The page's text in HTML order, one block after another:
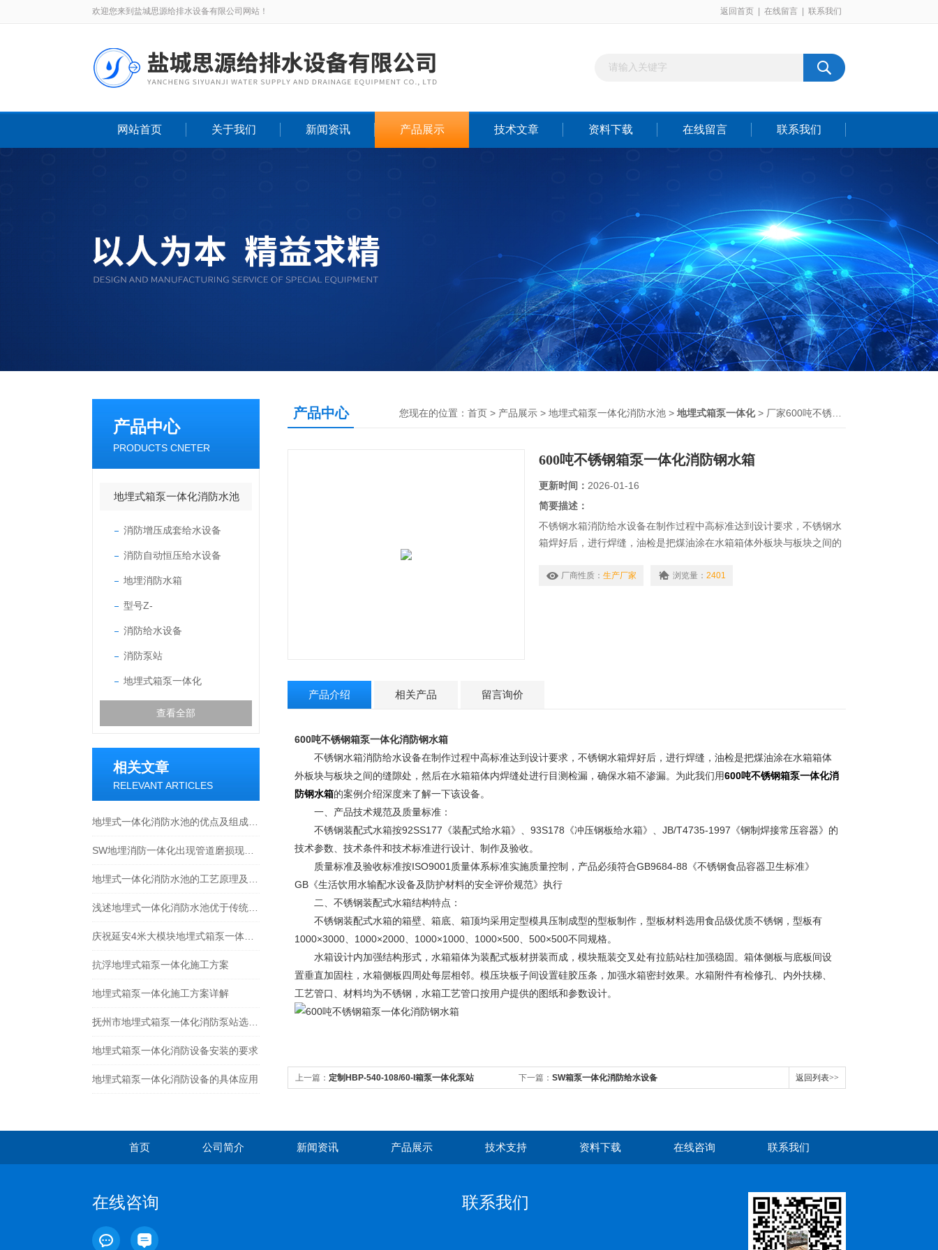
欢迎您来到盐城思源给排水设备有限公司网站！ 返回首页 在线留言 联系我们
网站首页 关于我们 新闻资讯 产品展示 技术文章 资料下载 在线留言 联系我们
产品中心
PRODUCTS CNETER
地埋式箱泵一体化消防水池
消防增压成套给水设备
消防自动恒压给水设备
地埋消防水箱
型号Z-
消防给水设备
消防泵站
地埋式箱泵一体化
查看全部
相关文章
RELEVANT ARTICLES
抗浮地埋式箱泵一体化施工方案
地埋式箱泵一体化施工方案详解
地埋式箱泵一体化消防设备安装的要求
地埋式箱泵一体化消防设备的具体应用
产品中心 您现在的位置： 首页 > 产品展示 > 地埋式箱泵一体化消防水池 > 地埋式箱泵一体化> 厂家600吨不锈钢箱泵一体化消防钢水箱
600吨不锈钢箱泵一体化消防钢水箱
更新时间： 2026-01-16
简要描述：
不锈钢水箱消防给水设备在制作过程中高标准达到设计要求，不锈钢水
箱焊好后，进行焊缝，油检是把煤油涂在水箱箱体外板块与板块之间的
此我们用600吨不锈钢箱泵一体化消防钢水箱的案例介绍深度来了解一
厂商性质： 生产厂家 浏览量： 2401
产品介绍 相关产品 留言询价
600吨不锈钢箱泵一体化消防钢水箱
不锈钢水箱消防给水设备在制作过程中高标准达到设计要求，不锈钢水箱焊好后，进行焊缝，油检是把煤油涂在水箱箱体
外板块与板块之间的缝隙处，然后在水箱箱体内焊缝处进行目测检漏，确保水箱不渗漏。为此我们用600吨不锈钢箱泵一体化消
防钢水箱的案例介绍深度来了解一下该设备。
一、产品技术规范及质量标准：
不锈钢装配式水箱按92SS177《装配式给水箱》、93S178《冲压钢板给水箱》、JB/T4735-1997《钢制焊接常压容器》的
技术参数、技术条件和技术标准进行设计、制作及验收。
质量标准及验收标准按ISO9001质量体系标准实施质量控制，产品必须符合GB9684-88《不锈钢食品容器卫生标准》
GB《生活饮用水输配水设备及防护材料的安全评价规范》执行
二、不锈钢装配式水箱结构特点：
不锈钢装配式水箱的箱壁、箱底、箱顶均采用定型模具压制成型的型板制作，型板材料选用食品级优质不锈钢，型板有
1000×3000、1000×2000、1000×1000、1000×500、500×500不同规格。
水箱设计内加强结构形式，水箱箱体为装配式板材拼装而成，模块瓶装交叉处有拉筋站柱加强稳固。箱体侧板与底板间设
置垂直加固柱，水箱侧板四周处每层相邻。模压块板子间设置硅胶压条，加强水箱密封效果。水箱附件有检修孔、内外扶梯、
工艺管口、材料均为不锈钢，水箱工艺管口按用户提供的图纸和参数设计。
上一篇： 定制HBP-540-108/60-I箱泵一体化泵站 下一篇： SW箱泵一体化消防给水设备 返回列表>>
首页 公司简介 新闻资讯 产品展示 技术支持 资料下载 在线咨询 联系我们
在线咨询 联系我们